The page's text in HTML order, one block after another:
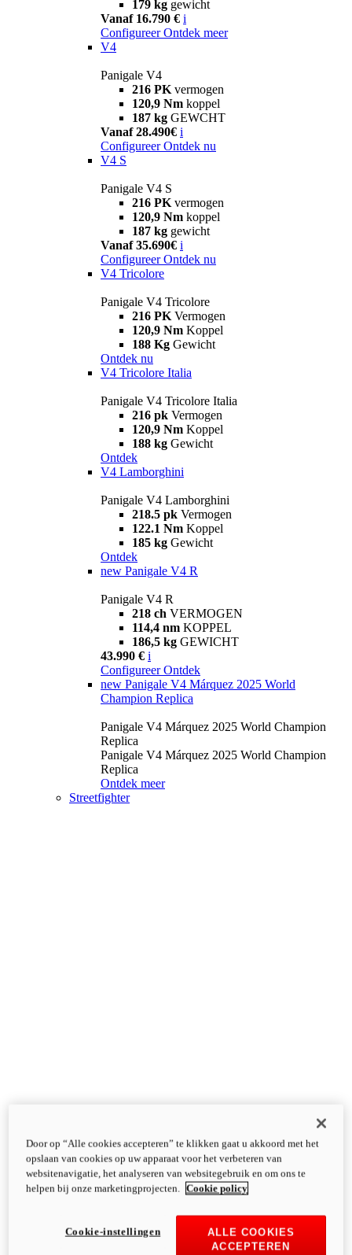
179 kg gewicht
Vanaf 16.790 € i
Configureer Ontdek meer
V4
Panigale V4
216 PK vermogen
120,9 Nm koppel
187 kg GEWCHT
Vanaf 28.490€ i
Configureer Ontdek nu
V4 S
Panigale V4 S
216 PK vermogen
120,9 Nm koppel
187 kg gewicht
Vanaf 35.690€ i
Configureer Ontdek nu
V4 Tricolore
Panigale V4 Tricolore
216 PK Vermogen
120,9 Nm Koppel
188 Kg Gewicht
Ontdek nu
V4 Tricolore Italia
Panigale V4 Tricolore Italia
216 pk Vermogen
120,9 Nm Koppel
188 kg Gewicht
Ontdek
V4 Lamborghini
Panigale V4 Lamborghini
218.5 pk Vermogen
122.1 Nm Koppel
185 kg Gewicht
Ontdek
new Panigale V4 R
Panigale V4 R
218 ch VERMOGEN
114,4 nm KOPPEL
186,5 kg GEWICHT
43.990 € i
Configureer Ontdek
new Panigale V4 Márquez 2025 World
Champion Replica
Panigale V4 Márquez 2025 World Champion
Replica
Panigale V4 Márquez 2025 World Champion
Replica
Ontdek meer
Streetfighter
Door op “Alle cookies accepteren” te klikken gaat u akkoord met het
opslaan van cookies op uw apparaat voor het verbeteren van
websitenavigatie, het analyseren van websitegebruik en om ons te
helpen bij onze marketingprojecten.
Cookie policy
ALLE COOKIES
ACCEPTEREN
Cookie-instellingen